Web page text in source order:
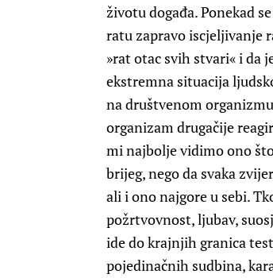
životu događa. Ponekad
ratu zapravo iscjeljivanje
»rat otac svih stvari« i da
ekstremna situacija
na društvenom
organizam drugačije
mi najbolje vidimo ono
brijeg, nego da svaka
ali i ono najgore u sebi.
požrtvovnost, ljubav,
ide do krajnjih granica
pojedinačnih sudbina,